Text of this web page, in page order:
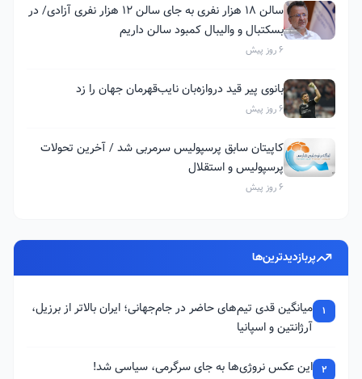
سالن ۱۸ هزار نفری به جای سالن ۱۲ هزار نفری آزادی/ در
بسکتبال و والیبال کمبود سالن داریم
6 روز پیش
بانوی پیر قید دروازه‌بان نایب‌قهرمان جهان را زد
6 روز پیش
کاپیتان سابق پرسپولیس سرمربی شد / آخرین تحولات
پرسپولیس و استقلال
6 روز پیش
پربازدیدترین‌ها
1
میانگین قدی تیم‌های حاضر در جام‌جهانی؛ ایران بالاتر از برزیل،
آرژانتین و اسپانیا
2 این عکس نروژی‌ها به جای سرگرمی، سیاسی شد!